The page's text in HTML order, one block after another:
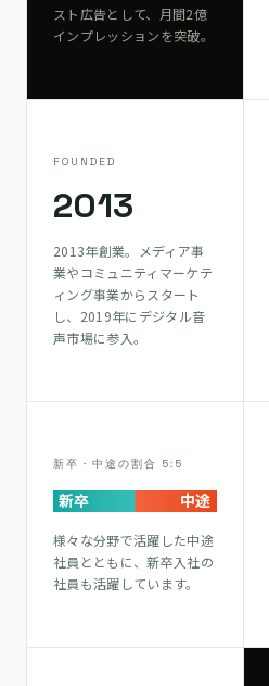
スト広告として、月間2億
インプレッションを突破。
FOUNDED
2013
2013年創業。メディア事
業やコミュニティマーケテ
ィング事業からスタート
し、2019年にデジタル音
声市場に参入。
新卒・中途の割合 5:5
新卒 中途
様々な分野で活躍した中途
社員とともに、新卒入社の
社員も活躍しています。